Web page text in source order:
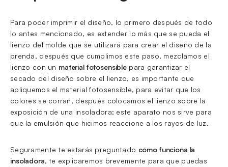
Para poder imprimir el diseño, lo primero después de todo
lo antes mencionado, es extender lo más que se pueda el
lienzo del molde que se utilizará para crear el diseño de la
prenda, después que cumplimos este paso, mezclamos el
lienzo con un material fotosensiblepara garantizar el
secado del diseño sobre el lienzo, es importante que
apliquemos el material fotosensible, para evitar que los
colores se corran, después colocamos el lienzo sobre la
exposición de una insoladora; este aparato nos sirve para
que la emulsión que hicimos reaccione a los rayos de luz.
Seguramente te estarás preguntado cómo funciona la
insoladora, te explicaremos brevemente para que puedas